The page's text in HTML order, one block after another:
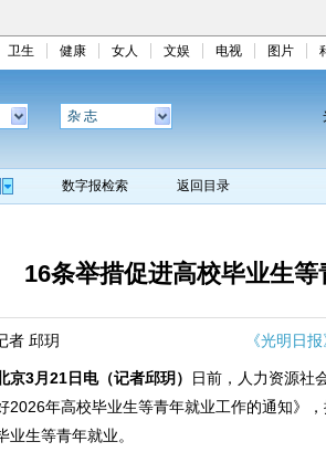
卫生 健康 女人 文娱 电视 图片
杂 志
数字报检索 返回目录
16条举措促进高校毕业生等
者 邱玥 《光明日
京3月21日电（记者邱玥）
日前，人力资源社
2026年高校毕业生等青年就业工作的通知》
业生等青年就业。